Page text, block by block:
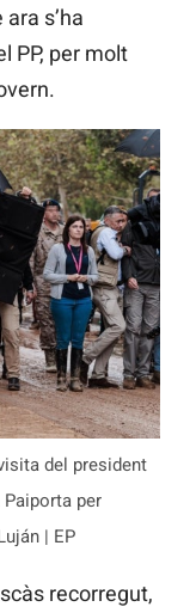
ara s’ha
PP, per molt
del president
Paiporta per
| EP
recorregut,